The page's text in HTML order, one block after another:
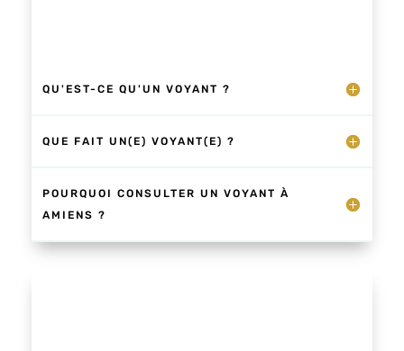
QU'EST-CE QU'UN VOYANT ?
QUE FAIT UN(E) VOYANT(E) ?
POURQUOI CONSULTER UN VOYANT À
AMIENS ?